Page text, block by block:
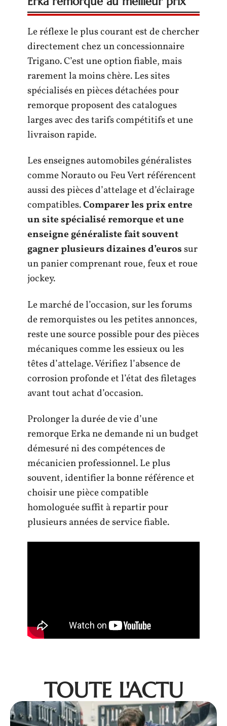
Le réflexe le plus courant est de chercher
directement chez un concessionnaire
Trigano. C’est une option fiable, mais
rarement la moins chère. Les sites
spécialisés en pièces détachées pour
remorque proposent des catalogues
larges avec des tarifs compétitifs et une
livraison rapide.
Les enseignes automobiles généralistes
comme Norauto ou Feu Vert référencent
aussi des pièces d’attelage et d’éclairage
compatibles.Comparer les prix entre
un site spécialisé remorque et une
enseigne généraliste fait souvent
gagner plusieurs dizaines d’eurossur
un panier comprenant roue, feux et roue
jockey.
Le marché de l’occasion, sur les forums
de remorquistes ou les petites annonces,
reste une source possible pour des pièces
mécaniques comme les essieux ou les
têtes d’attelage. Vérifiez l’absence de
corrosion profonde et l’état des filetages
avant tout achat d’occasion.
Prolonger la durée de vie d’une
remorque Erka ne demande ni un budget
démesuré ni des compétences de
mécanicien professionnel. Le plus
souvent, identifier la bonne référence et
choisir une pièce compatible
homologuée suffit à repartir pour
plusieurs années de service fiable.
TOUTE L'ACTU